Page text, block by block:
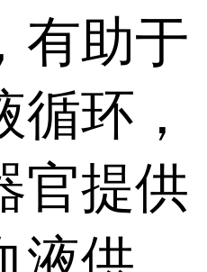
有助于
环，
官提供